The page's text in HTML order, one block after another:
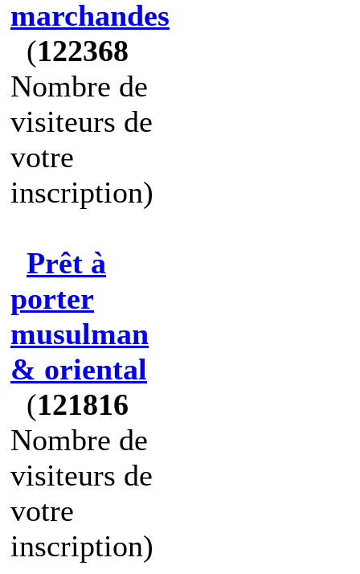
marchandes
(122368
Nombre de
visiteurs de
votre
inscription)
Prêt à
porter
musulman
& oriental
(121816
Nombre de
visiteurs de
votre
inscription)